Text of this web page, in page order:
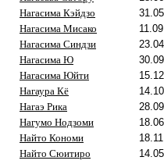
Нагасима Кэйдзо
Нагасима Мисако
Нагасима Синдзи
Нагасима Ю
Нагасима Юйти
Нагаура Кё
Нагаэ Рика
Нагумо Нодзоми
Найто Кономи
Найто Сюитиро